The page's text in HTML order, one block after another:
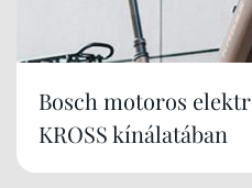
Bosch motoros
KROSS kínálatában